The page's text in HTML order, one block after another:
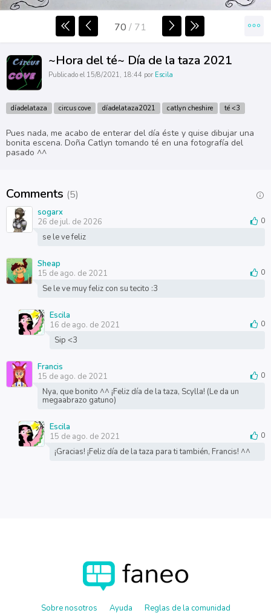
70 / 71
~Hora del té~ Día de la taza 2021
Publicado el 15/8/2021, 18:44 por Escila
díadelataza circus cove díadelataza2021 catlyn cheshire té <3
Pues nada, me acabo de enterar del día éste y quise dibujar una
bonita escena. Doña Catlyn tomando té en una fotografía del
pasado ^^
Comments (5)
sogarx
26 de jul. de 2026
0
se le ve feliz
Sheap
15 de ago. de 2021
0
Se le ve muy feliz con su tecito :3
Escila
16 de ago. de 2021
0
Sip <3
Francis
15 de ago. de 2021
0
Nya, que bonito ^^ ¡Feliz día de la taza, Scylla! (Le da un
megaabrazo gatuno)
Escila
15 de ago. de 2021
0
¡Gracias! ¡Feliz día de la taza para ti también, Francis! ^^
Sobre nosotros Ayuda Reglas de la comunidad